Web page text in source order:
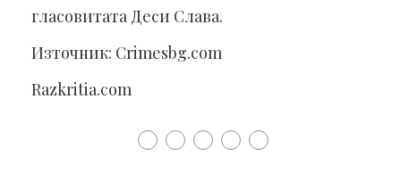
гласовитата Деси Слава.
Източник: Crimesbg.com
Razkritia.com